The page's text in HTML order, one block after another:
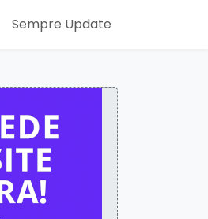
Sempre Update